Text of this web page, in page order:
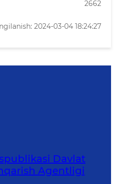
2662
2024-03-04 18:24:27
Davlat
Agentligi